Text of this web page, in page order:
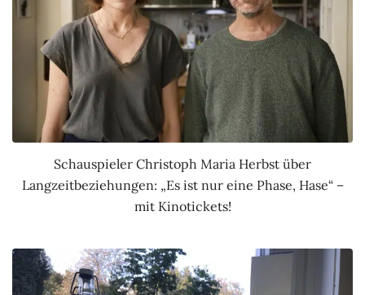
Schauspieler Christoph Maria Herbst über
Langzeitbeziehungen: „Es ist nur eine Phase, Hase“ –
mit Kinotickets!